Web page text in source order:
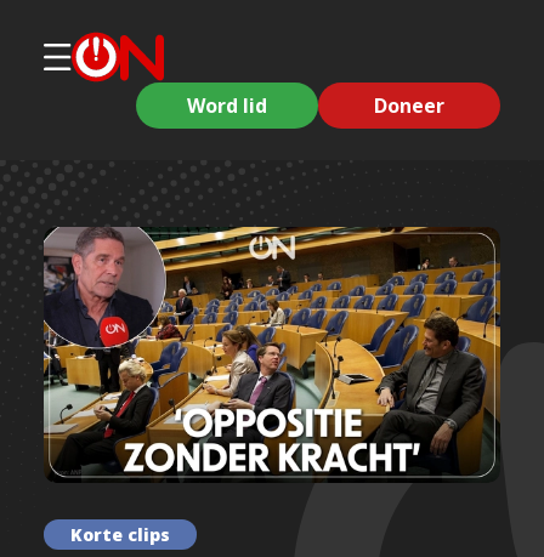
Word lid Doneer
Korte clips